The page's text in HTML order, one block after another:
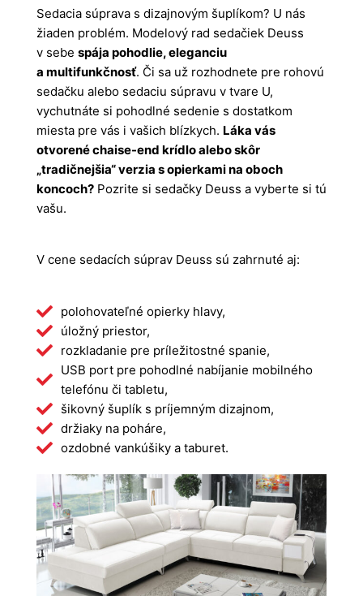
Sedacia súprava s dizajnovým šuplíkom? U nás
žiaden problém. Modelový rad sedačiek Deuss
v sebe spája pohodlie, eleganciu
a multifunkčnosť. Či sa už rozhodnete pre rohovú
sedačku alebo sedaciu súpravu v tvare U,
vychutnáte si pohodlné sedenie s dostatkom
miesta pre vás i vašich blízkych. Láka vás
otvorené chaise-end krídlo alebo skôr
„tradičnejšia“ verzia s opierkami na oboch
koncoch? Pozrite si sedačky Deuss a vyberte si tú
vašu.
V cene sedacích súprav Deuss sú zahrnuté aj:
polohovateľné opierky hlavy,
úložný priestor,
rozkladanie pre príležitostné spanie,
USB port pre pohodlné nabíjanie mobilného
telefónu či tabletu,
šikovný šuplík s príjemným dizajnom,
držiaky na poháre,
ozdobné vankúšiky a taburet.